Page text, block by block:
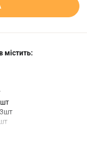
містить:
шт
3шт